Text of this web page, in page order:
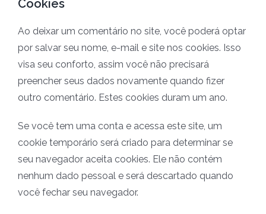
Cookies
Ao deixar um comentário no site, você poderá optar
por salvar seu nome, e-mail e site nos cookies. Isso
visa seu conforto, assim você não precisará
preencher seus dados novamente quando fizer
outro comentário. Estes cookies duram um ano.
Se você tem uma conta e acessa este site, um
cookie temporário será criado para determinar se
seu navegador aceita cookies. Ele não contém
nenhum dado pessoal e será descartado quando
você fechar seu navegador.